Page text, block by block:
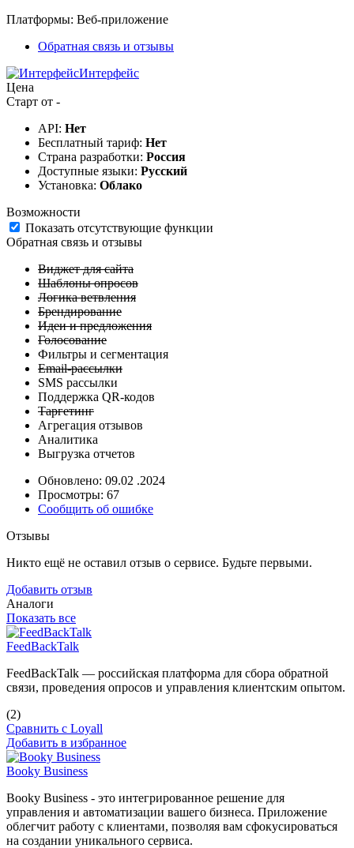
Платформы: Веб-приложение
Обратная связь и отзывы
Интерфейс
Цена
Старт от -
API: Нет
Бесплатный тариф: Нет
Страна разработки: Россия
Доступные языки: Русский
Установка: Облако
Возможности
Показать отсутствующие функции
Обратная связь и отзывы
Виджет для сайта
Шаблоны опросов
Логика ветвления
Брендирование
Идеи и предложения
Голосование
Фильтры и сегментация
Email-рассылки
SMS рассылки
Поддержка QR-кодов
Таргетинг
Агрегация отзывов
Аналитика
Выгрузка отчетов
Обновлено: 09.02 .2024
Просмотры: 67
Сообщить об ошибке
Отзывы
Никто ещё не оставил отзыв о сервисе. Будьте первыми.
Добавить отзыв
Аналоги
Показать все
FeedBackTalk
FeedBackTalk — российская платформа для сбора обратной
связи, проведения опросов и управления клиентским опытом.
(2)
Сравнить с Loyall
Добавить в избранное
Booky Business
Booky Business - это интегрированное решение для
управления и автоматизации вашего бизнеса. Приложение
облегчит работу с клиентами, позволяя вам сфокусироваться
на создании уникального сервиса.